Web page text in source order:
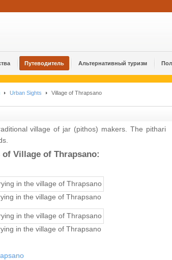
Путеводитель Альтернативный туризм
Urban Sights Village of Thrapsano
village of jar (pithos) makers. The pithari
of Village of Thrapsano:
in the village of Thrapsano
in the village of Thrapsano